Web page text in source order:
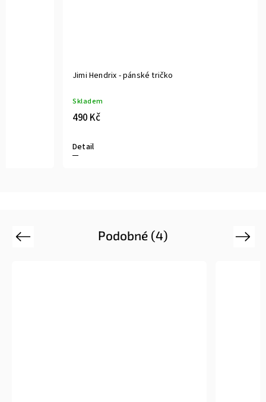
Jimi Hendrix - pánské tričko
Skladem
490 Kč
Detail
Podobné (4)
Previous Next